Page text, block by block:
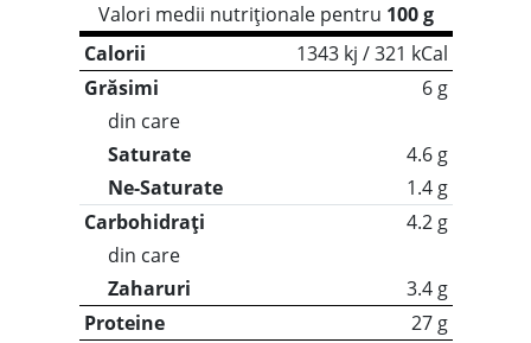
Valori medii nutriționale pentru 100 g
Calorii
1343 kj / 321 kCal
Grăsimi
6 g
din care
Saturate
4.6 g
Ne-Saturate
1.4 g
Carbohidrați
4.2 g
din care
Zaharuri
3.4 g
Proteine
27 g